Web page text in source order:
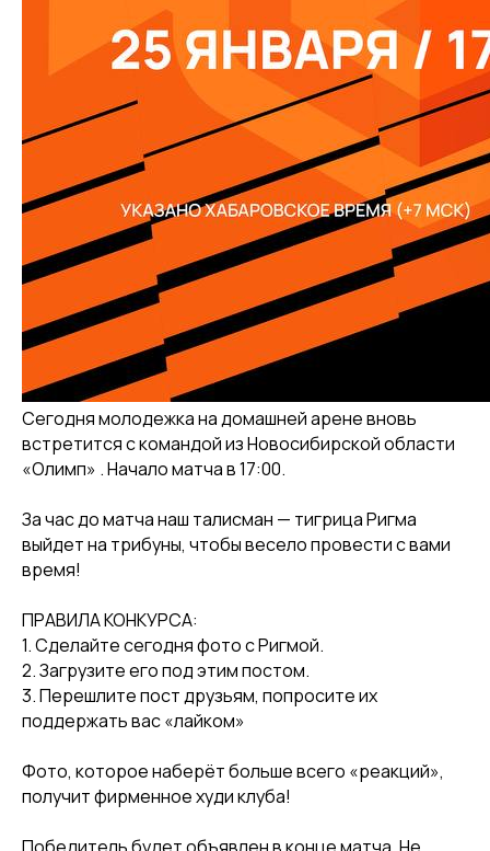
Сегодня молодежка на домашней арене вновь
встретится с командой из Новосибирской области
«Олимп» . Начало матча в 17:00.
За час до матча наш талисман — тигрица Ригма
выйдет на трибуны, чтобы весело провести с вами
время!
ПРАВИЛА КОНКУРСА:
1. Сделайте сегодня фото с Ригмой.
2. Загрузите его под этим постом.
3. Перешлите пост друзьям, попросите их
поддержать вас «лайком»
Фото, которое наберёт больше всего «реакций»,
получит фирменное худи клуба!